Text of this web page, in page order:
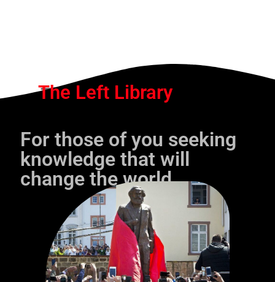
The Left Library
For those of you seeking
knowledge that will
change the world